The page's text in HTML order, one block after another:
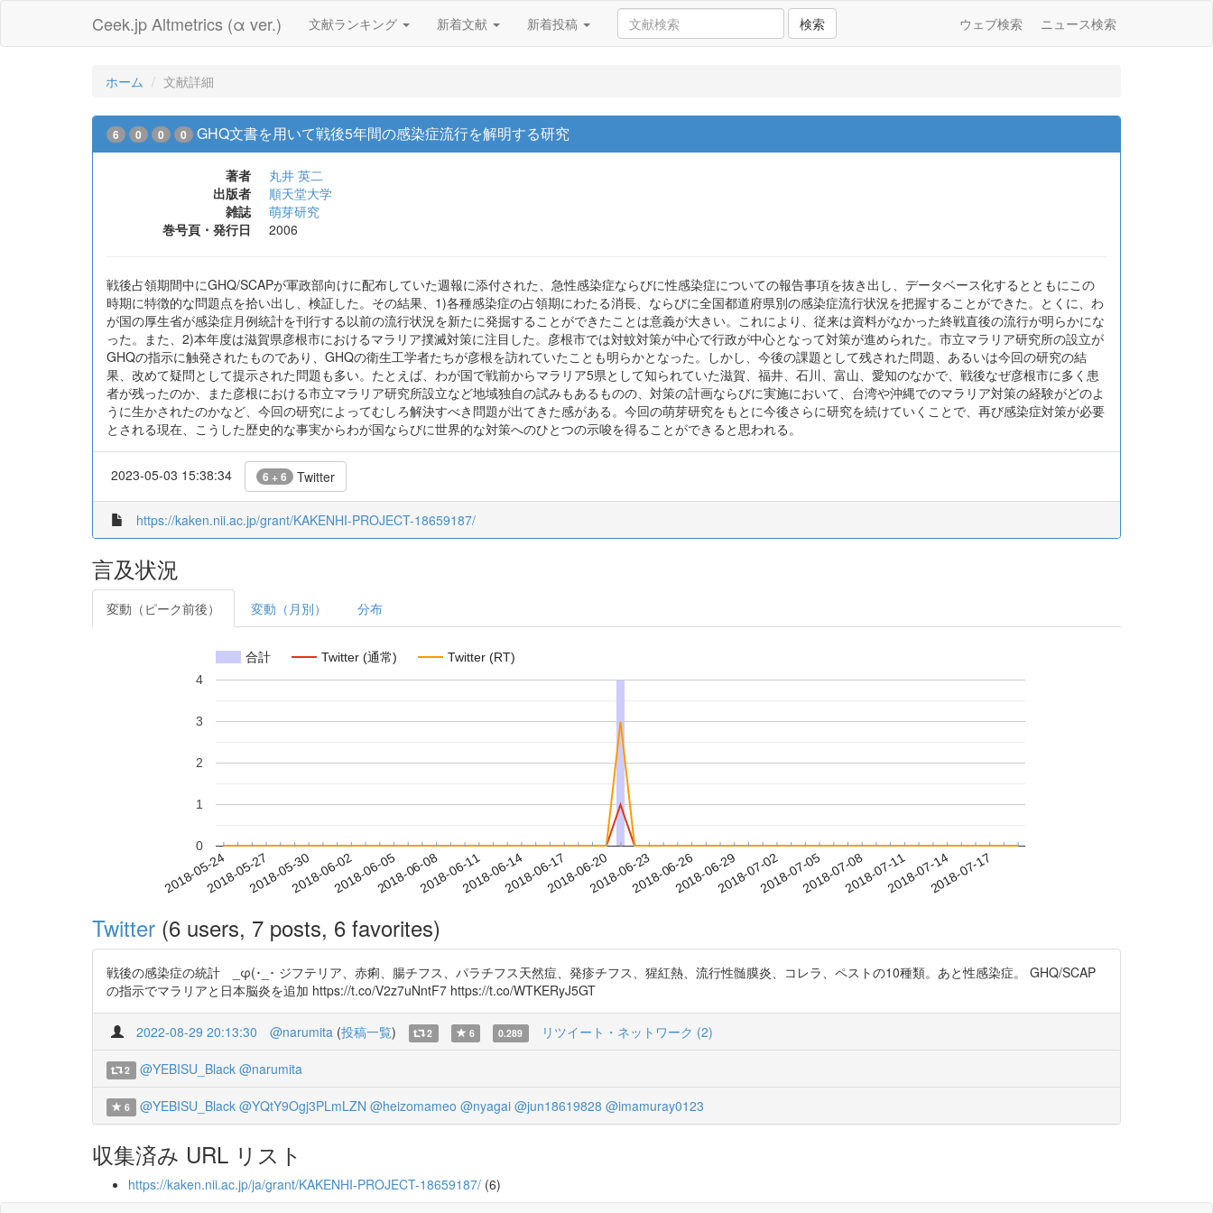
Ceek.jp Altmetrics (α ver.) 文献ランキング 新着文献 新着投稿 検索 ウェブ検索 ニュース検索
ホーム 文献詳細
6 0 0 0 GHQ文書を用いて戦後5年間の感染症流行を解明する研究
著者
丸井 英二
出版者
順天堂大学
雑誌
萌芽研究
巻号頁・発行日
2006
戦後占領期間中にGHQ/SCAPが軍政部向けに配布していた週報に添付された、急性感染症ならびに性感染症についての報告事項を抜き出し、データベース化するとともにこの
時期に特徴的な問題点を拾い出し、検証した。その結果、1)各種感染症の占領期にわたる消長、ならびに全国都道府県別の感染症流行状況を把握することができた。とくに、わ
が国の厚生省が感染症月例統計を刊行する以前の流行状況を新たに発掘することができたことは意義が大きい。これにより、従来は資料がなかった終戦直後の流行が明らかにな
った。また、2)本年度は滋賀県彦根市におけるマラリア撲滅対策に注目した。彦根市では対蚊対策が中心で行政が中心となって対策が進められた。市立マラリア研究所の設立が
GHQの指示に触発されたものであり、GHQの衛生工学者たちが彦根を訪れていたことも明らかとなった。しかし、今後の課題として残された問題、あるいは今回の研究の結
果、改めて疑問として提示された問題も多い。たとえば、わが国で戦前からマラリア5県として知られていた滋賀、福井、石川、富山、愛知のなかで、戦後なぜ彦根市に多く患
者が残ったのか、また彦根における市立マラリア研究所設立など地域独自の試みもあるものの、対策の計画ならびに実施において、台湾や沖縄でのマラリア対策の経験がどのよ
うに生かされたのかなど、今回の研究によってむしろ解決すべき問題が出てきた感がある。今回の萌芽研究をもとに今後さらに研究を続けていくことで、再び感染症対策が必要
とされる現在、こうした歴史的な事実からわが国ならびに世界的な対策へのひとつの示唆を得ることができると思われる。
2023-05-03 15:38:34 6 + 6 Twitter
https://kaken.nii.ac.jp/grant/KAKENHI-PROJECT-18659187/
言及状況
変動（ピーク前後） 変動（月別） 分布
合計 Twitter (通常) Twitter (RT)
2018-05-242018-05-272018-05-302018-06-022018-06-052018-06-082018-06-112018-06-142018-06-172018-06-202018-06-232018-06-262018-06-292018-07-022018-07-052018-07-082018-07-112018-07-142018-07-17
0
1
2
3
4
Twitter (6 users, 7 posts, 6 favorites)
戦後の感染症の統計 _φ(･_･ ジフテリア、赤痢、腸チフス、パラチフス天然痘、発疹チフス、猩紅熱、流行性髄膜炎、コレラ、ペストの10種類。あと性感染症。 GHQ/SCAP
の指示でマラリアと日本脳炎を追加 https://t.co/V2z7uNntF7 https://t.co/WTKERyJ5GT
2022-08-29 20:13:30 @narumita (投稿一覧) 2 6 0.289 リツイート・ネットワーク (2)
2 @YEBISU_Black @narumita
6 @YEBISU_Black @YQtY9Ogj3PLmLZN @heizomameo @nyagai @jun18619828 @imamuray0123
収集済み URL リスト
https://kaken.nii.ac.jp/ja/grant/KAKENHI-PROJECT-18659187/ (6)